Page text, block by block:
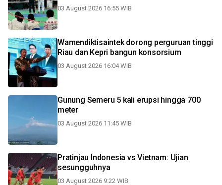
03 August 2026 16:55 WIB
Wamendiktisaintek dorong perguruan tinggi
Riau dan Kepri bangun konsorsium
03 August 2026 16:04 WIB
Gunung Semeru 5 kali erupsi hingga 700
meter
03 August 2026 11:45 WIB
Pratinjau Indonesia vs Vietnam: Ujian
sesungguhnya
03 August 2026 9:22 WIB